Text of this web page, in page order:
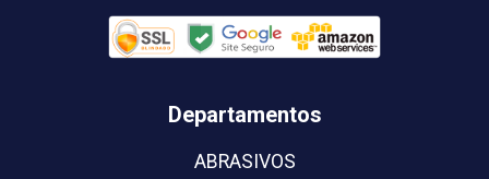
Departamentos
ABRASIVOS